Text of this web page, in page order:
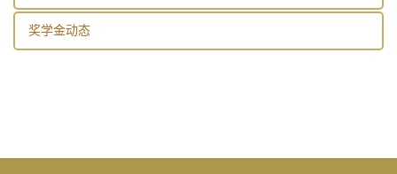
奖学金动态